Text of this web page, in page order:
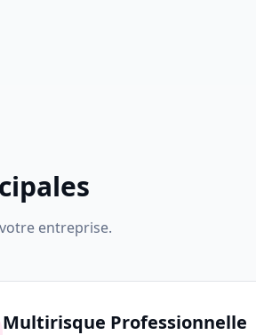
entreprise.
Multirisque Professionnelle